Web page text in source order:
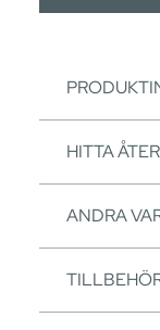
HITTA
ANDRA